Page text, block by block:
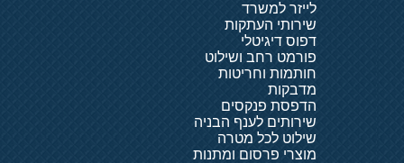
לייזר למשרד
שירותי העתקות
דפוס דיגיטלי
פורמט רחב ושילוט
חותמות וחריטות
מדבקות
הדפסת פנקסים
שירותים לענף הבניה
שילוט לכל מטרה
מוצרי פרסום ומתנות